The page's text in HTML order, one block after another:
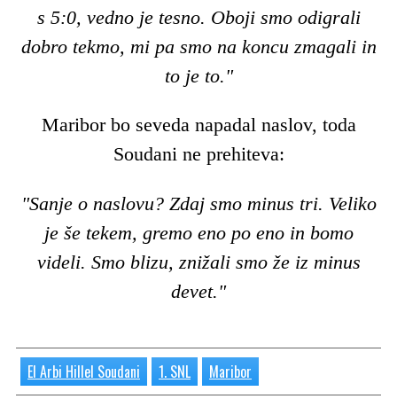
s 5:0, vedno je tesno. Oboji smo odigrali
dobro tekmo, mi pa smo na koncu zmagali in
to je to."
Maribor bo seveda napadal naslov, toda
Soudani ne prehiteva:
"Sanje o naslovu? Zdaj smo minus tri. Veliko
je še tekem, gremo eno po eno in bomo
videli. Smo blizu, znižali smo že iz minus
devet."
El Arbi Hillel Soudani 1. SNL Maribor